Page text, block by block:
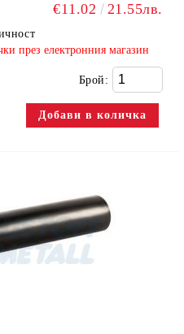
€11.02 21.55лв.
през електронния магазин
Брой: